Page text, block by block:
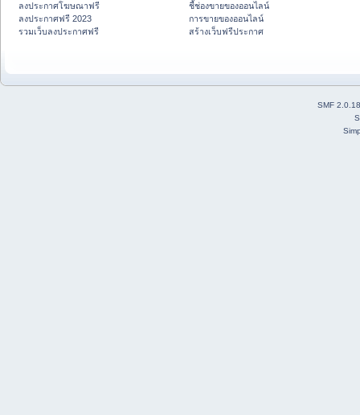
ลงประกาศโฆษณาฟรี
ลงประกาศฟรี 2023
รวมเว็บลงประกาศฟรี
ชี้ช่องขายของออนไลน์
การขายของออนไลน์
สร้างเว็บฟรีประกาศ
SMF 2.0.18